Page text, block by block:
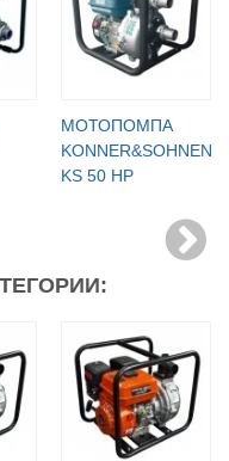
МОТОПОМПА
KONNER&SOHNEN
KS 50 HP